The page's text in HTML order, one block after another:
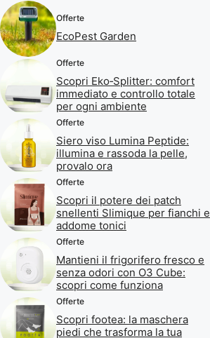
Offerte
EcoPest Garden
Offerte
Scopri Eko‑Splitter: comfort
immediato e controllo totale
per ogni ambiente
Offerte
Siero viso Lumina Peptide:
illumina e rassoda la pelle,
provalo ora
Offerte
Scopri il potere dei patch
snellenti Slimique per fianchi e
addome tonici
Offerte
Mantieni il frigorifero fresco e
senza odori con O3 Cube:
scopri come funziona
Offerte
Scopri footea: la maschera
piedi che trasforma la tua